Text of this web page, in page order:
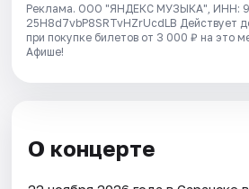
Реклама. ООО "ЯНДЕКС МУЗЫКА", ИНН:
25H8d7vbP8SRTvHZrUcdLB Действует
при покупке билетов от 3 000 ₽ на это
Афише!
О концерте